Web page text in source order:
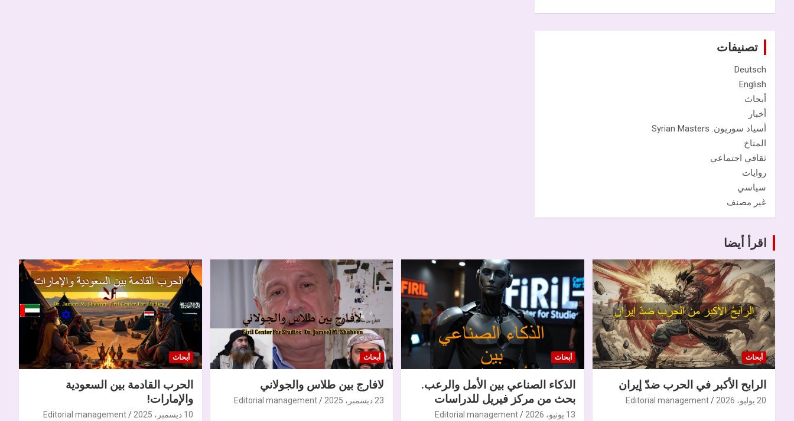
تصنيفات
Deutsch
English
أبحاث
أخبار
أسياد سوريون. Syrian Masters
المناخ
ثقافي اجتماعي
روايات
سياسي
غير مصنف
اقرأ أيضا
أبحاث
الرابح الأكبر في الحرب ضدّ إيران
20 يوليو، 2026 Editorial management
أبحاث
الذكاء الصناعي بين الأمل والرعب.
بحث من مركز فيريل للدراسات
13 يونيو، 2026 Editorial management
أبحاث
لافارج بين طلاس والجولاني
23 ديسمبر، 2025 Editorial management
أبحاث
الحرب القادمة بين السعودية
والإمارات!
10 ديسمبر، 2025 Editorial management